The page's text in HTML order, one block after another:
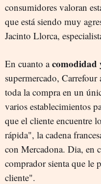
consumidores valoran
que está siendo muy
Jacinto Llorca,
En cuanto acomodidad
supermercado,
toda la compra en un
varios establecimientos
que el cliente encuentre
rápida", la cadena
con Mercadona. Dia, en
comprador sienta que le
cliente".